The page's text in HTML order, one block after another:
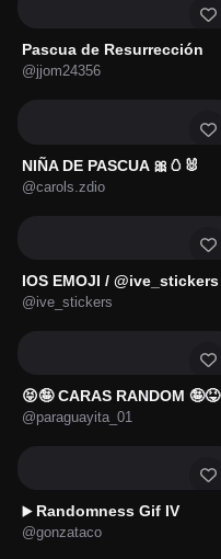
Pascua de Resurrección
@jjom24356
NIÑA DE PASCUA 🎀🥚🐰
@carols.zdio
IOS EMOJI / @ive_stickers
@ive_stickers
😝🤪 CARAS RANDOM 🤪😝
@paraguayita_01
▶️ Randomness Gif IV
@gonzataco